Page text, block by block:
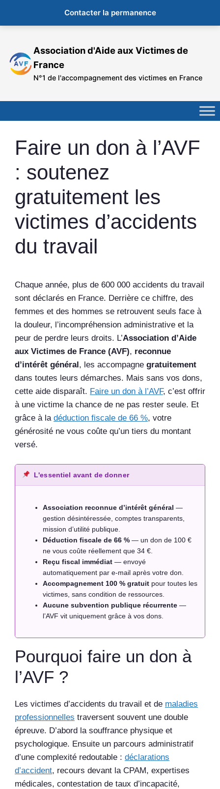
contenu
Contacter la permanence
Association d'Aide aux Victimes de
France
N°1 de l'accompagnement des victimes en France
Faire un don à l’AVF
: soutenez
gratuitement les
victimes d’accidents
du travail
Chaque année, plus de 600 000 accidents du travail
sont déclarés en France. Derrière ce chiffre, des
femmes et des hommes se retrouvent seuls face à
la douleur, l’incompréhension administrative et la
peur de perdre leurs droits. L’Association d’Aide
aux Victimes de France (AVF), reconnue
d’intérêt général, les accompagne gratuitement
dans toutes leurs démarches. Mais sans vos dons,
cette aide disparaît. Faire un don à l’AVF, c’est offrir
à une victime la chance de ne pas rester seule. Et
grâce à la déduction fiscale de 66 %, votre
générosité ne vous coûte qu’un tiers du montant
versé.
L'essentiel avant de donner
Association reconnue d’intérêt général —
gestion désintéressée, comptes transparents,
mission d’utilité publique.
Déduction fiscale de 66 % — un don de 100 €
ne vous coûte réellement que 34 €.
Reçu fiscal immédiat — envoyé
automatiquement par e-mail après votre don.
Accompagnement 100 % gratuit pour toutes les
victimes, sans condition de ressources.
Aucune subvention publique récurrente —
l’AVF vit uniquement grâce à vos dons.
Pourquoi faire un don à
l’AVF ?
Les victimes d’accidents du travail et de maladies
professionnelles traversent souvent une double
épreuve. D’abord la souffrance physique et
psychologique. Ensuite un parcours administratif
d’une complexité redoutable : déclarations
d’accident, recours devant la CPAM, expertises
médicales, contestation de taux d’incapacité,